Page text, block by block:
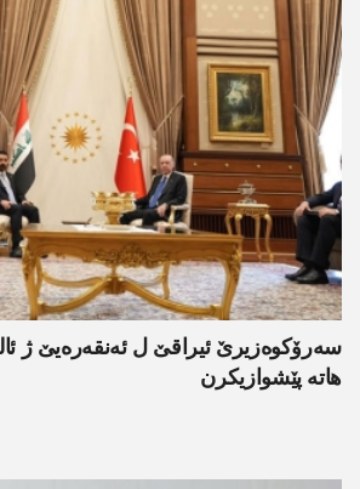
سەرۆکوەزیرێ ئیراقێ ل ئەنقەرەیێ ژ
ھاتە پێشوازیکرن